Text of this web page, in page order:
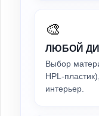
🎨
ЛЮБОЙ
Выбор
HPL-
интерьер.